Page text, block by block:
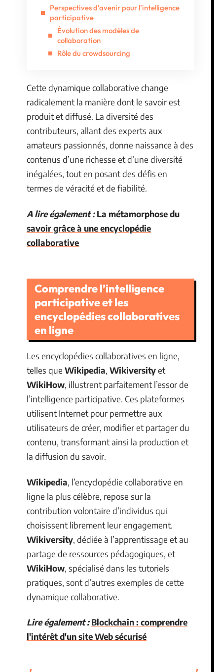
Perspectives d’avenir pour l’intelligence
participative
Évolution des modèles de
collaboration
Rôle du crowdsourcing
Cette dynamique collaborative change
radicalement la manière dont le savoir est
produit et diffusé. La diversité des
contributeurs, allant des experts aux
amateurs passionnés, donne naissance à des
contenus d’une richesse et d’une diversité
inégalées, tout en posant des défis en
termes de véracité et de fiabilité.
A lire également : La métamorphose du
savoir grâce à une encyclopédie
collaborative
Comprendre l’intelligence
participative et les
encyclopédies collaboratives
en ligne
Les encyclopédies collaboratives en ligne,
telles que Wikipedia, Wikiversityet
WikiHow, illustrent parfaitement l’essor de
l’intelligence participative. Ces plateformes
utilisent Internet pour permettre aux
utilisateurs de créer, modifier et partager du
contenu, transformant ainsi la production et
la diffusion du savoir.
Wikipedia, l’encyclopédie collaborative en
ligne la plus célèbre, repose sur la
contribution volontaire d’individus qui
choisissent librement leur engagement.
Wikiversity, dédiée à l’apprentissage et au
partage de ressources pédagogiques, et
WikiHow, spécialisé dans les tutoriels
pratiques, sont d’autres exemples de cette
dynamique collaborative.
Lire également : Blockchain : comprendre
l'intérêt d'un site Web sécurisé